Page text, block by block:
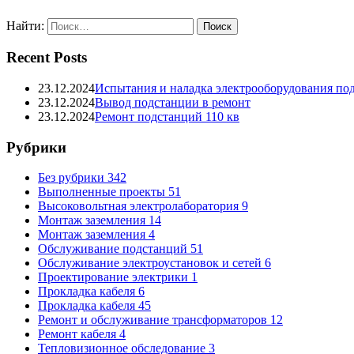
Найти:
Recent Posts
23.12.2024Испытания и наладка электрооборудования
23.12.2024Вывод подстанции в ремонт
23.12.2024Ремонт подстанций 110 кв
Рубрики
Без рубрики 342
Выполненные проекты 51
Высоковольтная электролаборатория 9
Монтаж заземления 14
Монтаж заземления 4
Обслуживание подстанций 51
Обслуживание электроустановок и сетей 6
Проектирование электрики 1
Прокладка кабеля 6
Прокладка кабеля 45
Ремонт и обслуживание трансформаторов 12
Ремонт кабеля 4
Тепловизионное обследование 3